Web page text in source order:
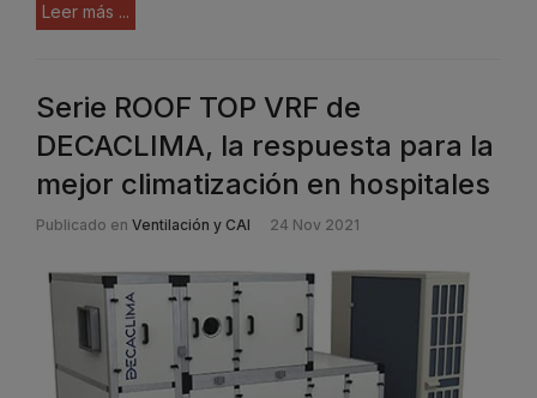
Leer más ...
Serie ROOF TOP VRF de
DECACLIMA, la respuesta para la
mejor climatización en hospitales
Publicado en Ventilación y CAI 24 Nov 2021